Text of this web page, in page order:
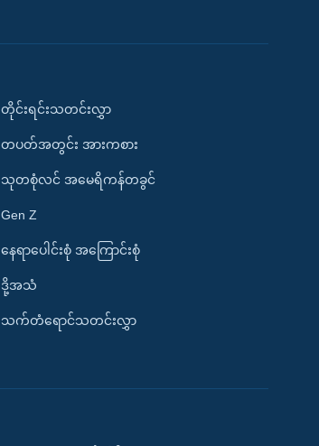
တိုင်းရင်းသတင်းလွှာ
တပတ်အတွင်း အားကစား
သုတစုံလင် အမေရိကန်တခွင်
Gen Z
နေရာပေါင်းစုံ အကြောင်းစုံ
ဒို့အသံ
သက်တံရောင်သတင်းလွှာ